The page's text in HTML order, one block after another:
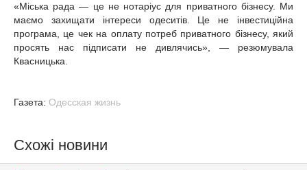
«Міська рада — це не нотаріус для приватного бізнесу. Ми
маємо захищати інтереси одеситів. Це не інвестиційна
програма, це чек на оплату потреб приватного бізнесу, який
просять нас підписати не дивлячись», — резюмувала
Квасницька.
Газета: Одесская жизнь
Схожі новини